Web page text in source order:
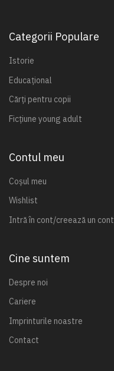
Categorii Populare
Istorie
Educațional
Cărți pentru copii
Ficțiune young adult
Contul meu
Coșul meu
Wishlist
Intră în cont/creează un cont
Cine suntem
Despre noi
Cariere
Imprinturile noastre
Contact